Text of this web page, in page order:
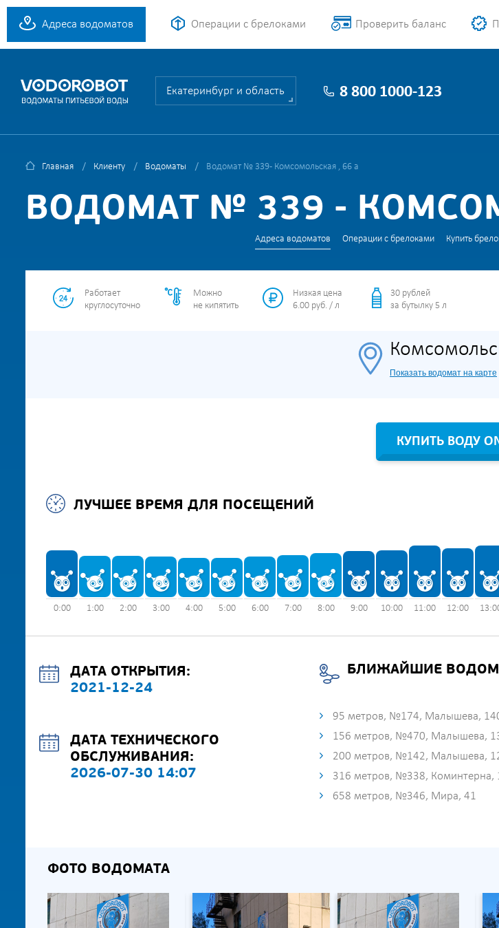
Адреса водоматов Операции с брелоками Проверить баланс
Екатеринбург и область 8 800 1000-123
Главная Клиенту Водоматы Водомат № 339 - Комсомольская , 66 а
ВОДОМАТ № 339 -
Адреса водоматов Операции с брелоками Купить
Работает
круглосуточно
Можно
не кипятить
Низкая цена
6.00 руб. / л
30 рублей
за бутылку 5 л
Показать водомат на карте
КУПИТЬ ВОДУ
ЛУЧШЕЕ ВРЕМЯ ДЛЯ ПОСЕЩЕНИЙ
0:00 1:00 2:00 3:00 4:00 5:00 6:00 7:00 8:00 9:00 10:00 11:00 12:00
ДАТА ОТКРЫТИЯ:
2021-12-24
ДАТА ТЕХНИЧЕСКОГО
ОБСЛУЖИВАНИЯ:
2026-07-30 14:07
БЛИЖАЙШИЕ
95 метров, №174, Малышева,
156 метров, №470, Малышева,
200 метров, №142, Малышева,
316 метров, №338, Коминтерна,
658 метров, №346, Мира, 41
ФОТО ВОДОМАТА